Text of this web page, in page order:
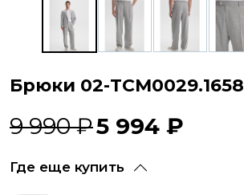
Брюки 02-TCM0029.1658
9 990 ₽5 994 ₽
Где еще купить